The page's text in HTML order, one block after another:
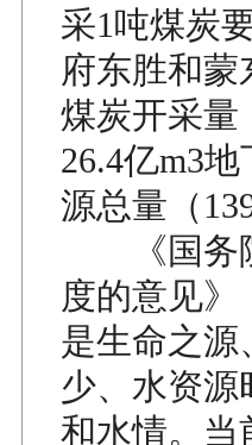
采1吨煤炭
府东胜和蒙
煤炭开采量
26.4亿m3
源总量（
《国务院
度的意见》
是生命之源
少、水资源
和水情。当